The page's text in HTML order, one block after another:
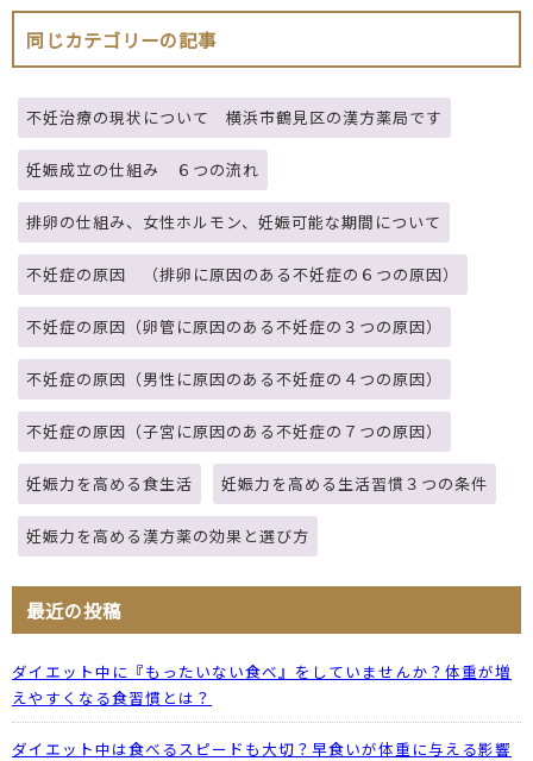
同じカテゴリーの記事
不妊治療の現状について 横浜市鶴見区の漢方薬局です
妊娠成立の仕組み ６つの流れ
排卵の仕組み、女性ホルモン、妊娠可能な期間について
不妊症の原因 （排卵に原因のある不妊症の６つの原因）
不妊症の原因（卵管に原因のある不妊症の３つの原因）
不妊症の原因（男性に原因のある不妊症の４つの原因）
不妊症の原因（子宮に原因のある不妊症の７つの原因）
妊娠力を高める食生活 妊娠力を高める生活習慣３つの条件
妊娠力を高める漢方薬の効果と選び方
最近の投稿
ダイエット中に『もったいない食べ』をしていませんか？体重が増
えやすくなる食習慣とは？
ダイエット中は食べるスピードも大切？早食いが体重に与える影響